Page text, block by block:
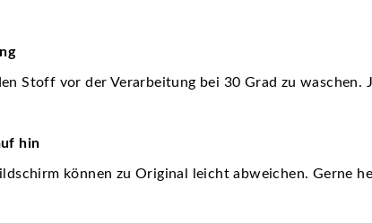
Stoff vor der Verarbeitung bei 30 Grad zu waschen.
hin
können zu Original leicht abweichen. Gerne